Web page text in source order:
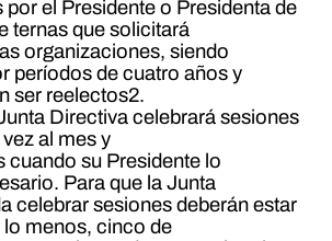
el Presidente o Presidenta de
ternas que solicitará
organizaciones, siendo
períodos de cuatro años y
ser reelectos2.
Directiva celebrará sesiones
al mes y
cuando su Presidente lo
Para que la Junta
celebrar sesiones deberán estar
lo menos, cinco de